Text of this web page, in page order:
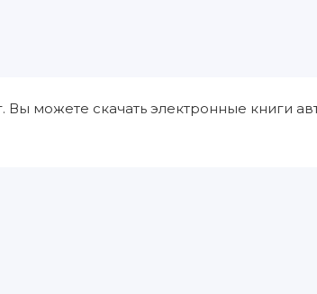
можете скачать электронные книги